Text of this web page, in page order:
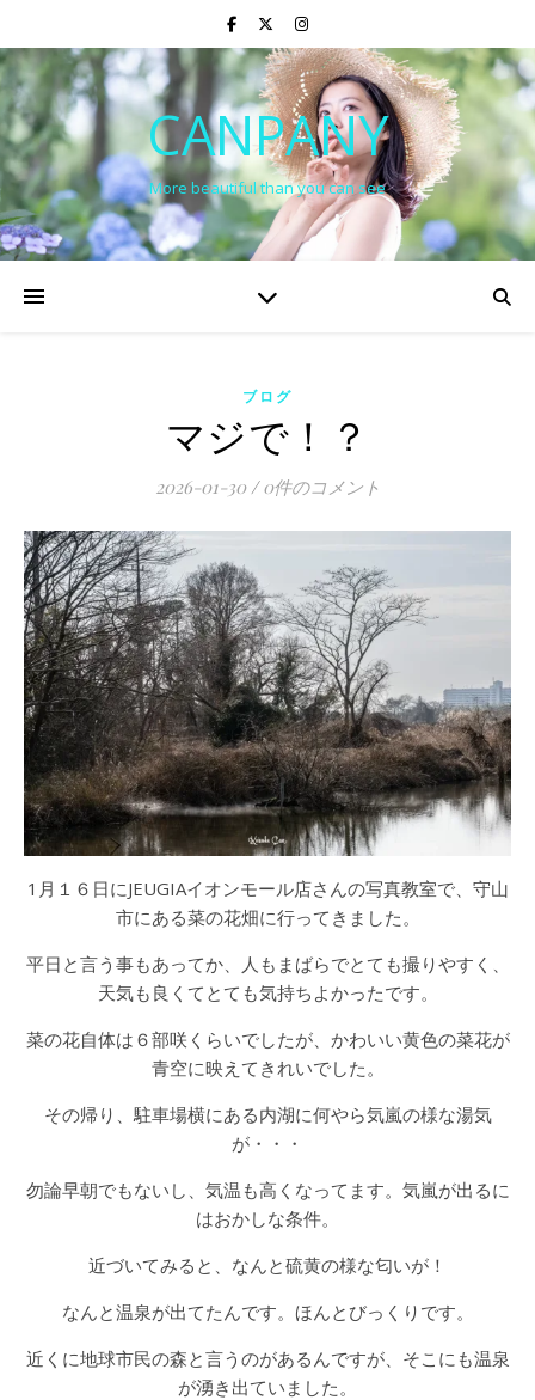
CANPANY
More beautiful than you can see
ブログ
マジで！？
2026-01-30 / 0件のコメント
1月１６日にJEUGIAイオンモール店さんの写真教室で、守山
市にある菜の花畑に行ってきました。
平日と言う事もあってか、人もまばらでとても撮りやすく、
天気も良くてとても気持ちよかったです。
菜の花自体は６部咲くらいでしたが、かわいい黄色の菜花が
青空に映えてきれいでした。
その帰り、駐車場横にある内湖に何やら気嵐の様な湯気
が・・・
勿論早朝でもないし、気温も高くなってます。気嵐が出るに
はおかしな条件。
近づいてみると、なんと硫黄の様な匂いが！
なんと温泉が出てたんです。ほんとびっくりです。
近くに地球市民の森と言うのがあるんですが、そこにも温泉
が湧き出ていました。